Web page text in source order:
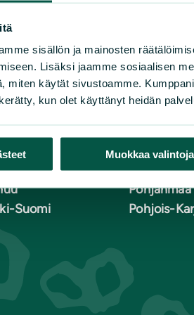
sisällön ja mainosten
Lisäksi jaamme sosiaalisen
miten käytät sivustoamme.
kun olet käyttänyt heidän
Muokkaa valintoja
Häme
Karjala
Savo
Suomi
Lappi
Pirkanmaa
Pohjanmaa
Pohjois-